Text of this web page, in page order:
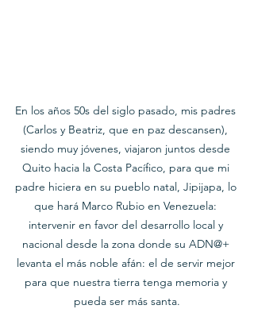
En los años 50s del siglo pasado, mis padres
(Carlos y Beatriz, que en paz descansen),
siendo muy jóvenes, viajaron juntos desde
Quito hacia la Costa Pacífico, para que mi
padre hiciera en su pueblo natal, Jipijapa, lo
que hará Marco Rubio en Venezuela:
intervenir en favor del desarrollo local y
nacional desde la zona donde su ADN@+
levanta el más noble afán: el de servir mejor
para que nuestra tierra tenga memoria y
pueda ser más santa.